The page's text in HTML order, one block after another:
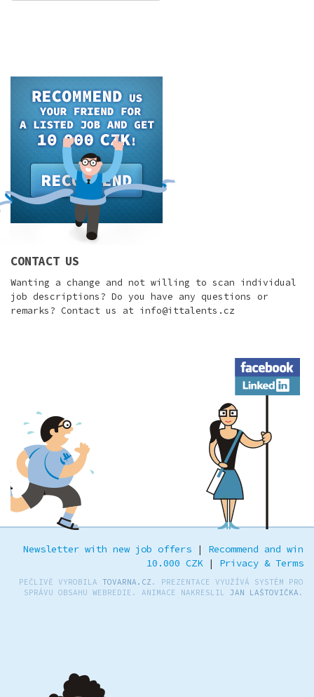
CONTACT US
Wanting a change and not willing to scan individual
job descriptions? Do you have any questions or
remarks? Contact us at info@ittalents.cz
Facebook
LinkedIn
Newsletter with new job offers | Recommend and win
10.000 CZK| Privacy & Terms
PEČLIVĚ VYROBILA TOVARNA.CZ . PREZENTACE VYUŽÍVÁ SYSTÉM PRO
SPRÁVU OBSAHU WEBREDIE. ANIMACE NAKRESLIL JAN LAŠTOVIČKA .